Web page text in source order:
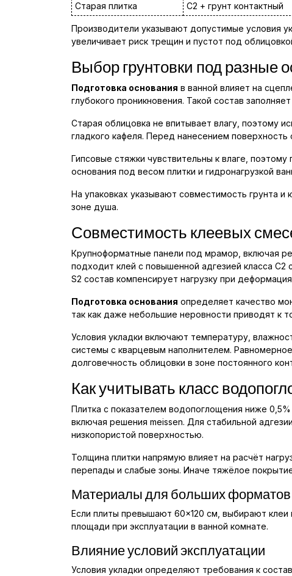
Старая плитка
C2 + грунт контактный
Производители указывают допустимые условия
увеличивает риск трещин и пустот под
Выбор грунтовки под разные
Подготовка основания в ванной влияет на
глубокого проникновения. Такой состав
Старая облицовка не впитывает влагу, поэтому
гладкого кафеля. Перед нанесением
Гипсовые стяжки чувствительны к влаге,
основания под весом плитки и гидронагрузкой
На упаковках указывают совместимость грунта
зоне душа.
Совместимость клеевых
Крупноформатные панели под мрамор, включая
подходит клей с повышенной адгезией класса
S2 состав компенсирует нагрузку при
Подготовка основания определяет качество
так как даже небольшие неровности приводят к
Условия укладки включают температуру,
системы с кварцевым наполнителем.
долговечность облицовки в зоне постоянного
Как учитывать класс
Плитка с показателем водопоглощения ниже
включая решения meissen. Для стабильной
низкопористой поверхностью.
Толщина плитки напрямую влияет на расчёт
перепады и слабые зоны. Иначе тяжёлое
Материалы для больших форматов
Если плиты превышают 60×120 см, выбирают клеи
площади при эксплуатации в ванной комнате.
Влияние условий эксплуатации
Условия укладки определяют требования к